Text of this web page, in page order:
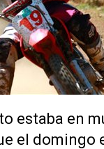
estaba en
el domingo